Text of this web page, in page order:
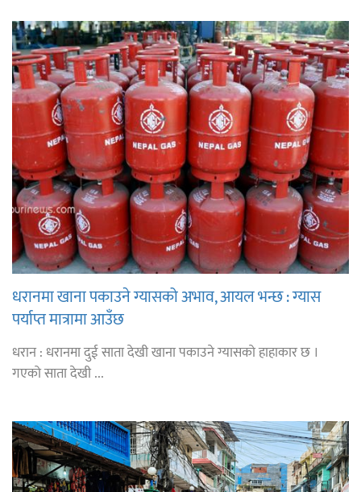
धरानमा खाना पकाउने ग्यासको अभाव, आयल भन्छ : ग्यास
पर्याप्त मात्रामा आउँछ
धरान : धरानमा दुई साता देखी खाना पकाउने ग्यासको हाहाकार छ ।
गएको साता देखी ...